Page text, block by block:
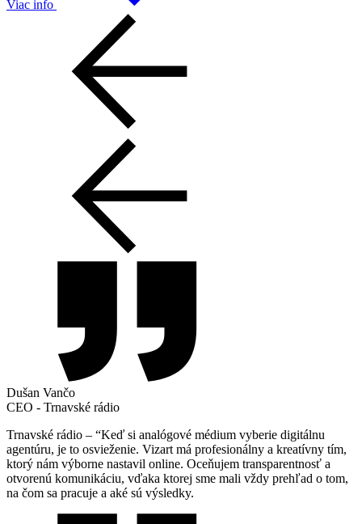
Viac info
Dušan Vančo
CEO - Trnavské rádio
Trnavské rádio – “Keď si analógové médium vyberie digitálnu
agentúru, je to osvieženie. Vizart má profesionálny a kreatívny tím,
ktorý nám výborne nastavil online. Oceňujem transparentnosť a
otvorenú komunikáciu, vďaka ktorej sme mali vždy prehľad o tom,
na čom sa pracuje a aké sú výsledky.